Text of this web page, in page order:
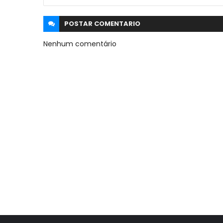
POSTAR COMENTARIO
Nenhum comentário